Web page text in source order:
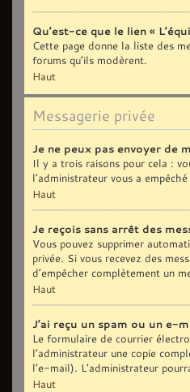
Qu’est-ce que le lien «
Cette page donne la liste des
forums qu’ils modèrent.
Haut
Messagerie privée
Je ne peux pas envoyer de
Il y a trois raisons pour cela :
l’administrateur vous a
Haut
Je reçois sans arrêt des
Vous pouvez supprimer
privée. Si vous recevez des
d’empêcher complètement un
Haut
J’ai reçu un spam ou un e-
Le formulaire de courrier
l’administrateur une copie
l’e-mail). L’administrateur
Haut